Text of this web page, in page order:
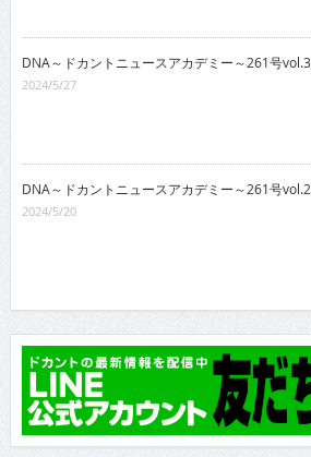
DNA～ドカントニュースアカデミー～261号vol.3
2024/5/27
DNA～ドカントニュースアカデミー～261号vol.2
2024/5/20